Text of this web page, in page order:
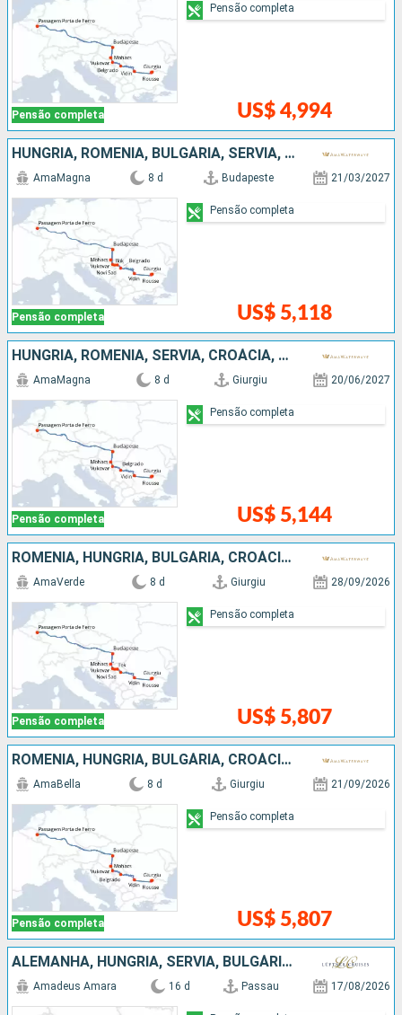
Pensão completa US$ 4,994
Pensão completa
HUNGRIA, ROMÊNIA, BULGÁRIA, SÉRVIA, CROÁCIA
Pensão completa
AmaMagna 8 d Budapeste 21/03/2027
US$ 5,118
Pensão completa
HUNGRIA, ROMÊNIA, SÉRVIA, CROÁCIA, BULGÁRIA
Pensão completa
AmaMagna 8 d Giurgiu 20/06/2027
US$ 5,144
Pensão completa
ROMÊNIA, HUNGRIA, BULGÁRIA, CROÁCIA, SÉRVIA
Pensão completa
AmaVerde 8 d Giurgiu 28/09/2026
US$ 5,807
Pensão completa
ROMÊNIA, HUNGRIA, BULGÁRIA, CROÁCIA, SÉRVIA
Pensão completa
AmaBella 8 d Giurgiu 21/09/2026
US$ 5,807
Pensão completa
ALEMANHA, HUNGRIA, SÉRVIA, BULGÁRIA, ROMÊNIA, CROÁCIA, ESLOVÁQUIA, AUSTRIA
Amadeus Amara 16 d Passau 17/08/2026